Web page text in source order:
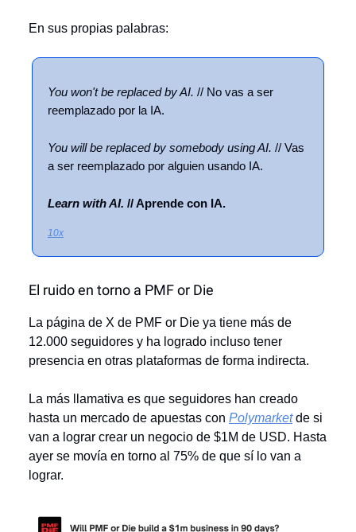
En sus propias palabras:
You won't be replaced by AI. // No vas a ser
reemplazado por la IA.
You will be replaced by somebody using AI. // Vas
a ser reemplazado por alguien usando IA.
Learn with AI. // Aprende con IA.
10x
El ruido en torno a PMF or Die
La página de X de PMF or Die ya tiene más de
12.000 seguidores y ha logrado incluso tener
presencia en otras plataformas de forma indirecta.
La más llamativa es que seguidores han creado
hasta un mercado de apuestas con Polymarketde si
van a lograr crear un negocio de $1M de USD. Hasta
ayer se movía en torno al 75% de que sí lo van a
lograr.